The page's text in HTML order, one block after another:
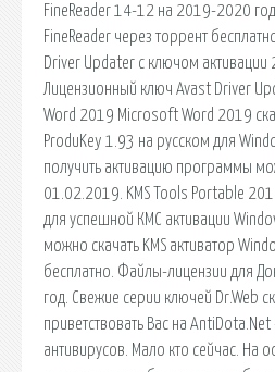
FineReader 14-12 на 2019-2020
FineReader через торрент
Driver Updater с ключом
Лицензионный ключ Avast Driver
Word 2019 Microsoft Word 2019
ProduKey 1.93 на русском для
получить активацию программы
01.02.2019. KMS Tools Portable
для успешной КМС активации
можно скачать KMS активатор
бесплатно. Файлы-лицензии для
год. Свежие серии ключей Dr.Web
приветствовать Вас на
антивирусов. Мало кто сейчас. На